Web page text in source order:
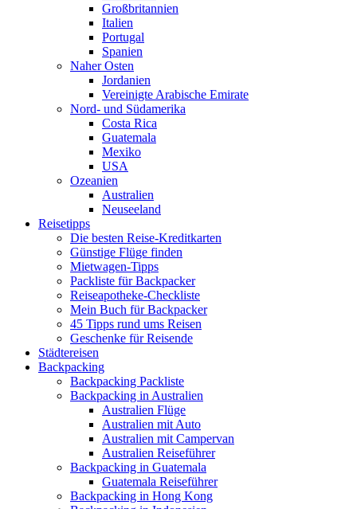
Großbritannien
Italien
Portugal
Spanien
Naher Osten
Jordanien
Vereinigte Arabische Emirate
Nord- und Südamerika
Costa Rica
Guatemala
Mexiko
USA
Ozeanien
Australien
Neuseeland
Reisetipps
Die besten Reise-Kreditkarten
Günstige Flüge finden
Mietwagen-Tipps
Packliste für Backpacker
Reiseapotheke-Checkliste
Mein Buch für Backpacker
45 Tipps rund ums Reisen
Geschenke für Reisende
Städtereisen
Backpacking
Backpacking Packliste
Backpacking in Australien
Australien Flüge
Australien mit Auto
Australien mit Campervan
Australien Reiseführer
Backpacking in Guatemala
Guatemala Reiseführer
Backpacking in Hong Kong